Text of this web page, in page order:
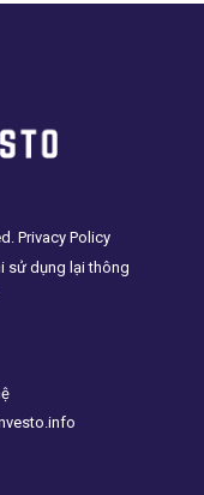
Privacy Policy
sử dụng lại thông